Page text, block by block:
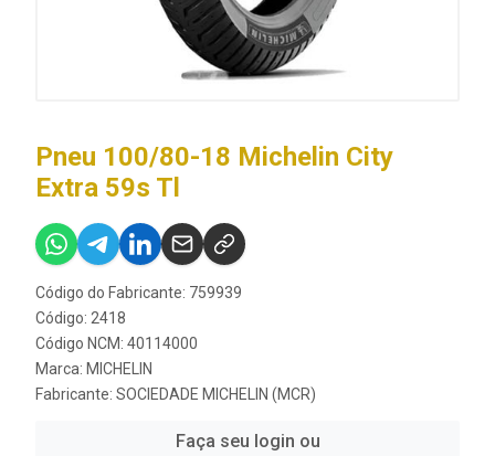
Pneu 100/80-18 Michelin City
Extra 59s Tl
Código do Fabricante: 759939
Código: 2418
Código NCM: 40114000
Marca: MICHELIN
Fabricante: SOCIEDADE MICHELIN (MCR)
Faça seu login ou